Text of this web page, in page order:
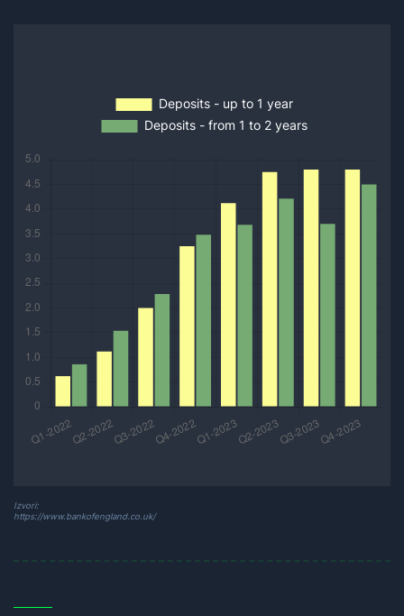
Izvori:
https://www.bankofengland.co.uk/